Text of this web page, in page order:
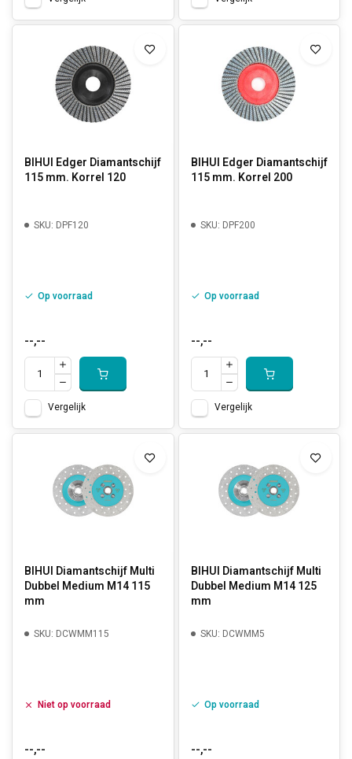
BIHUI Edger Diamantschijf
115 mm. Korrel 120
SKU: DPF120
Op voorraad
--,--
Vergelijk
BIHUI Edger Diamantschijf
115 mm. Korrel 200
SKU: DPF200
Op voorraad
--,--
Vergelijk
BIHUI Diamantschijf Multi
Dubbel Medium M14 115
mm
SKU: DCWMM115
Niet op voorraad
--,--
BIHUI Diamantschijf Multi
Dubbel Medium M14 125
mm
SKU: DCWMM5
Op voorraad
--,--